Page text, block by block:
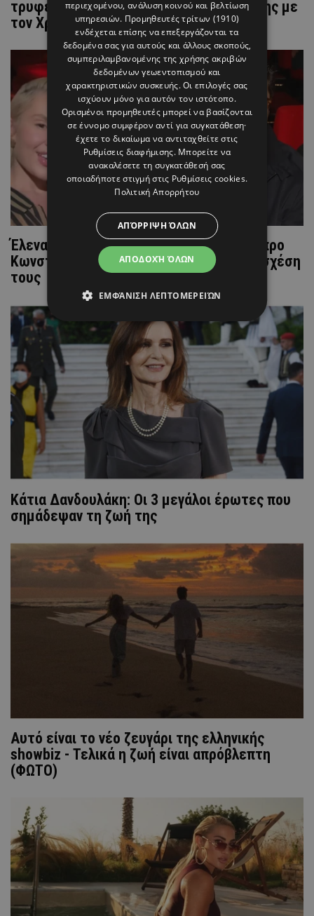
τρυφερή ανάρτηση για την 5η επέτειο της με
τον Χρήστο Κυπρή (ΒΙΝΤΕΟ)
Έλενα Τσαγκρινού: «Λιώνει» για τον Λάμπρο
Κωνσταντάρα – Τα πρώτα λόγια για την σχέση
τους
Κάτια Δανδουλάκη: Οι 3 μεγάλοι έρωτες που
σημάδεψαν τη ζωή της
Αυτό είναι το νέο ζευγάρι της ελληνικής
showbiz - Τελικά η ζωή είναι απρόβλεπτη
(ΦΩΤΟ)
περιεχομένου, ανάλυση κοινού και βελτίωση
υπηρεσιών. Προμηθευτές τρίτων (1910)
ενδέχεται επίσης να επεξεργάζονται τα
δεδομένα σας για αυτούς και άλλους σκοπούς,
συμπεριλαμβανομένης της χρήσης ακριβών
δεδομένων γεωεντοπισμού και
χαρακτηριστικών συσκευής. Οι επιλογές σας
ισχύουν μόνο για αυτόν τον ιστότοπο.
Ορισμένοι προμηθευτές μπορεί να βασίζονται
σε έννομο συμφέρον αντί για συγκατάθεση·
έχετε το δικαίωμα να αντιταχθείτε στις
Ρυθμίσεις διαφήμισης. Μπορείτε να
ανακαλέσετε τη συγκατάθεσή σας
οποιαδήποτε στιγμή στις Ρυθμίσεις cookies.
Πολιτική Απορρήτου
ΑΠΟΔΟΧΉ ΌΛΩΝ
ΑΠΌΡΡΙΨΗ ΌΛΩΝ
ΕΜΦΆΝΙΣΗ ΛΕΠΤΟΜΕΡΕΙΏΝ